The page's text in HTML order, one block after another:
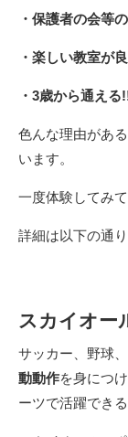
・保護者の会等
・楽しい教室が
・3歳から通える
色んな理由があ
います。
一度体験してみ
詳細は以下の通り
スカイオー
サッカー、野球
動動作を身につ
ーツで活躍でき